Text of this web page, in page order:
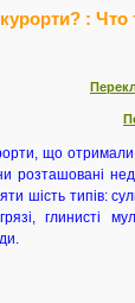
:
що отримали
розташовані
шість типів:
грязі, глинисті